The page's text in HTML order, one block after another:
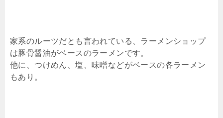
家系のルーツだとも言われている、ラーメンショップ
は豚骨醤油がベースのラーメンです。
他に、つけめん、塩、味噌などがベースの各ラーメン
もあり。